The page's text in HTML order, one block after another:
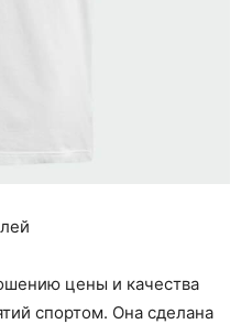
цены и качества
спортом. Она сделана